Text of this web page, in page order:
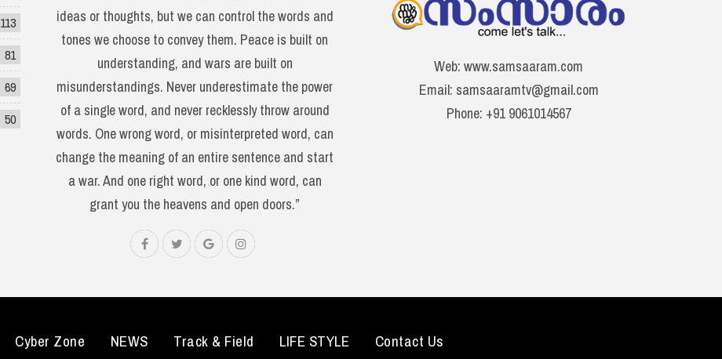
113
81
69
50
ideas or thoughts, but we can control the words and
tones we choose to convey them. Peace is built on
understanding, and wars are built on
misunderstandings. Never underestimate the power
of a single word, and never recklessly throw around
words. One wrong word, or misinterpreted word, can
change the meaning of an entire sentence and start
a war. And one right word, or one kind word, can
grant you the heavens and open doors.”
Web: www.samsaaram.com
Email: samsaaramtv@gmail.com
Phone: +91 9061014567
Cyber Zone NEWS Track & Field LIFE STYLE Contact Us